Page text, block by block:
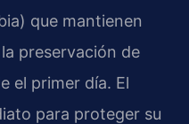
que mantienen
preservación de
el primer día. El
para proteger su